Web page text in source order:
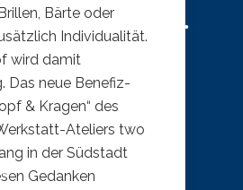
Bärte oder
Individualität.
wird damit
Das neue Benefiz-
& Kragen“ des
Ateliers two
in der Südstadt
Gedanken